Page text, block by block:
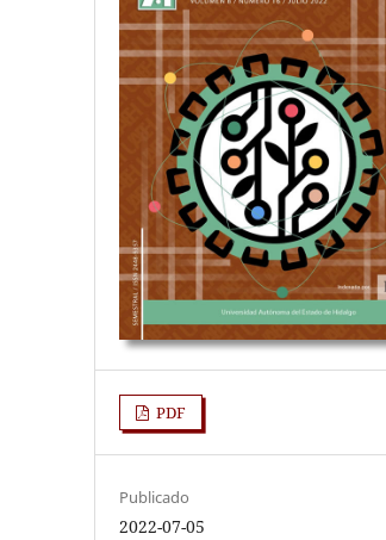
PDF
Publicado
2022-07-05